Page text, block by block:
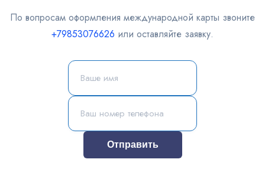
По вопросам оформления международной карты звоните
+79853076626 или оставляйте заявку.
Отправить